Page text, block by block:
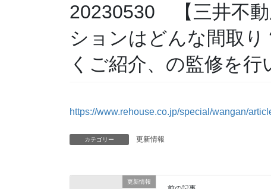
20230530 【三井不
ションはどんな間取
くご紹介、の監修を行
https://www.rehouse.co.jp/special/wangan/
カテゴリー 更新情報
更新情報